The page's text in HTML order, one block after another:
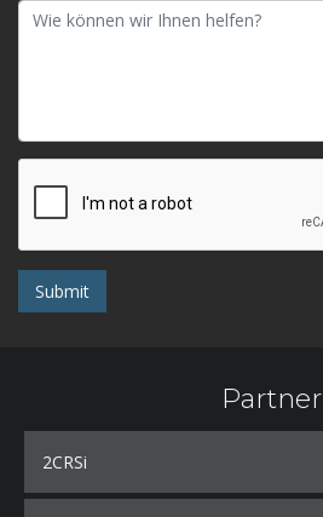
Submit
Partner
2CRSi